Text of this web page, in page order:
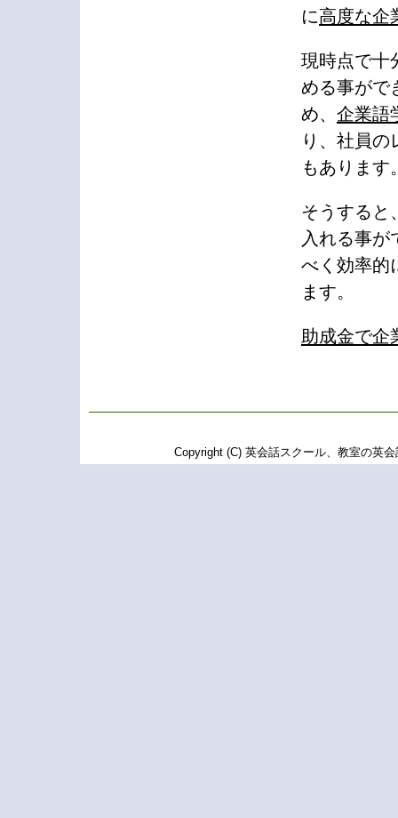
に高度な企
現時点で十
める事がで
め、 企業語
り、社員
もあります
そうすると
入れる事
べく効率的
ます。
助成金で企
Copyright (C) 英会話スクール、教室の英会